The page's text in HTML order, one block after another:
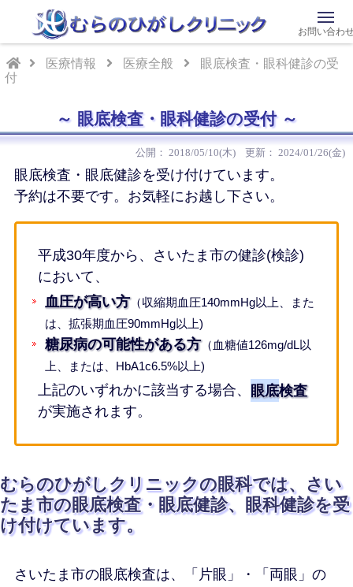
医療情報 医療全般
眼底検査・眼科健診の受
付
眼底検査・眼科健診の受付
2018/05/10(木) 2024/01/26(金)
眼底検査・眼底健診を受け付けています。
予約は不要です。お気軽にお越し下さい。
平成30年度から、さいたま市の健診(検診)
において、
血圧が高い方（収縮期血圧140mmHg以上、また
は、拡張期血圧90mmHg以上)
糖尿病の可能性がある方（血糖値126mg/dL以
上、または、HbA1c6.5%以上)
上記のいずれかに該当する場合、
眼底検査
が実施されます。
むらのひがしクリニックの眼科では、さい
たま市の眼底検査・眼底健診、眼科健診を受
け付けています。
さいたま市の眼底検査は、「片眼」・「両眼」の
お問い合わ